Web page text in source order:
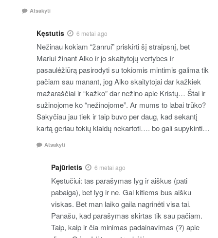
Atsakyti
Kęstutis 6 metai ago
Nežinau kokiam “žanrui” priskirti šį straipsnį, bet
Mariui žinant Alko ir jo skaitytojų vertybes ir
pasaulėžiūrą pasirodyti su tokiomis mintimis galima tik
pačiam sau manant, jog Alko skaitytojai dar kažkiek
mažaraščiai ir “kažko” dar nežino apie Kristų… Štai ir
sužinojome ko “nežinojome”. Ar mums to labai trūko?
Sakyčiau jau tiek ir taip buvo per daug, kad sekantį
kartą geriau tokių klaidų nekartoti…. bo gali supykinti…
Atsakyti
Pajūrietis 6 metai ago
Kęstučiui: tas parašymas lyg ir aiškus (pati
pabaiga), bet lyg ir ne. Gal kitiems bus aišku
viskas. Bet man laiko gaila nagrinėti visa tai.
Panašu, kad parašymas skirtas tik sau pačiam.
Taip, kaip ir čia minimas padainavimas (?) apie